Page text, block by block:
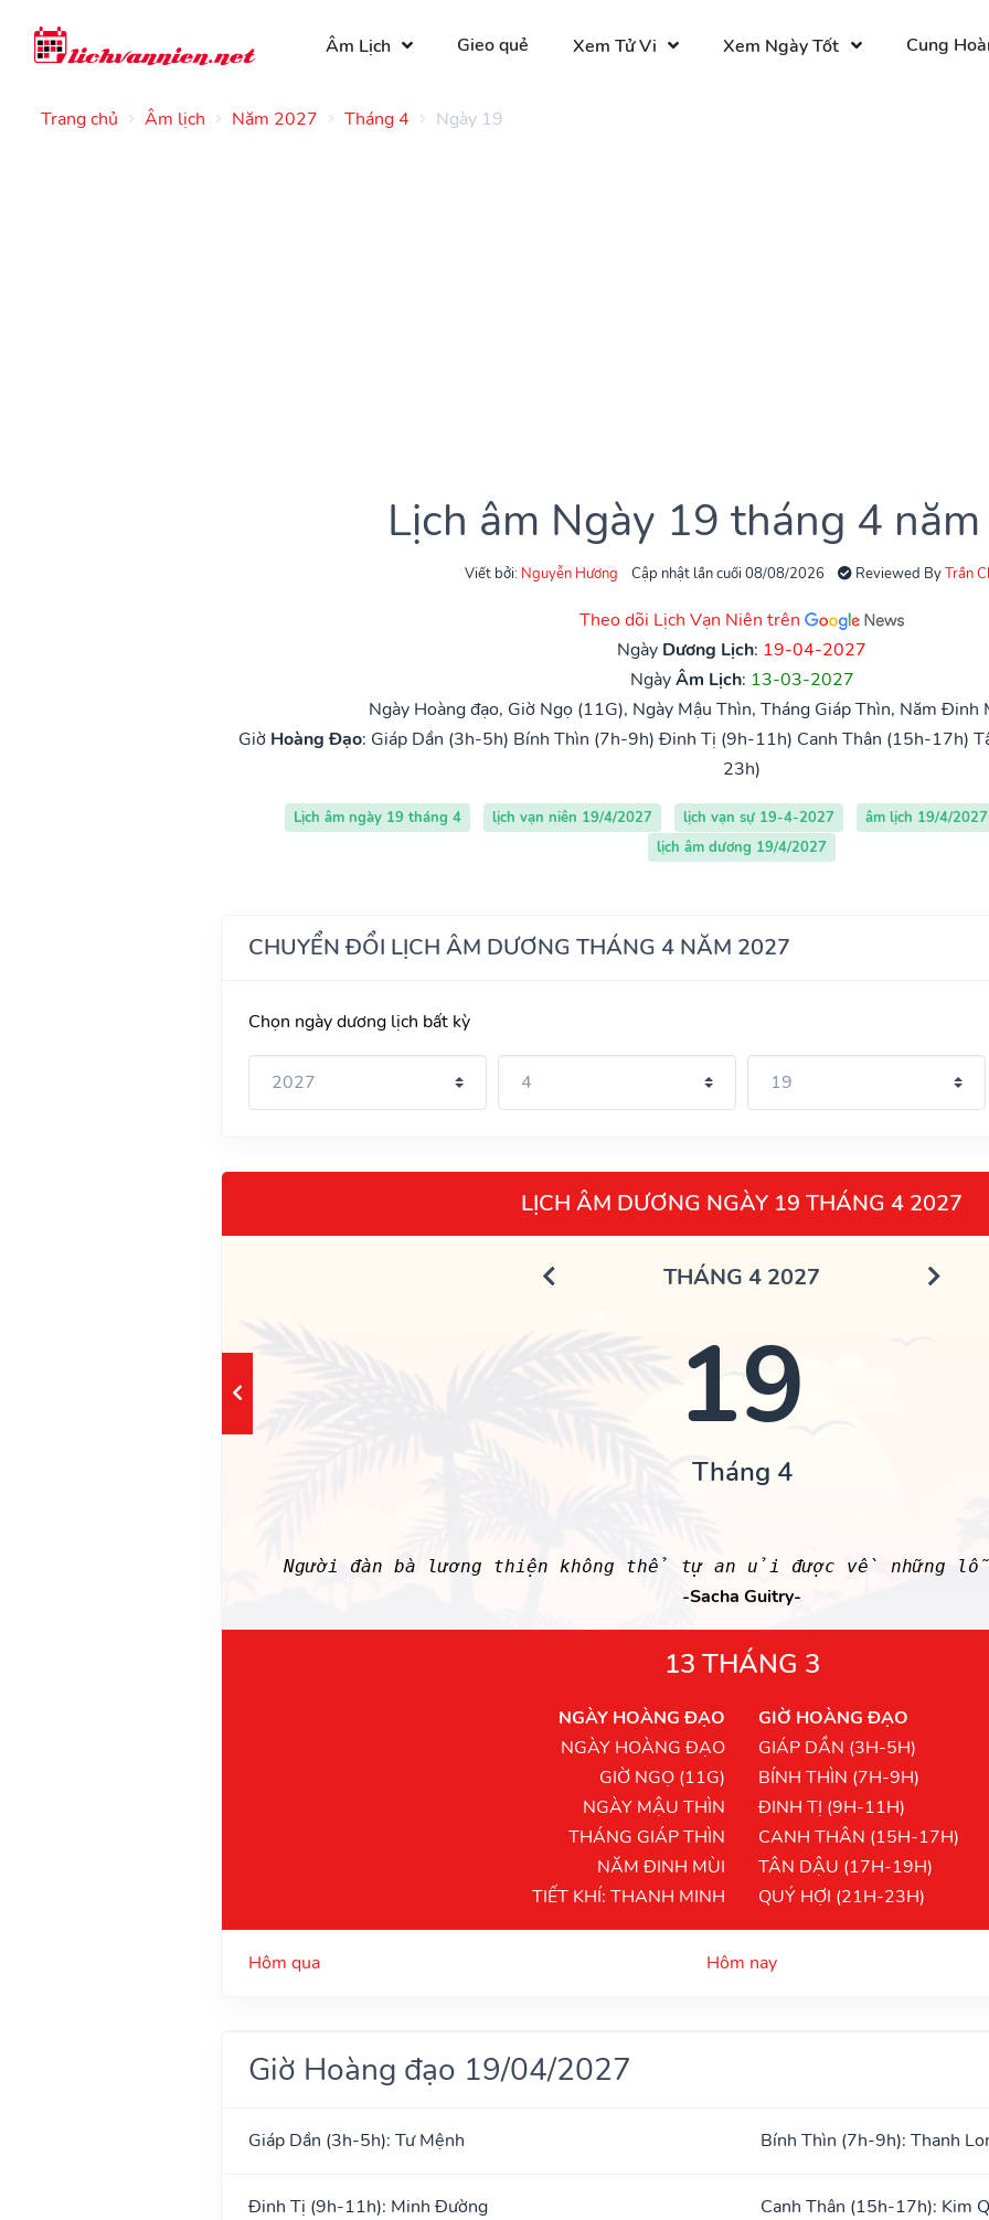
Âm Lịch Gieo quẻ Xem Tử Vi Xem Ngày Tốt Cung
Trang chủ Âm lịch Năm 2027 Tháng 4 Ngày 19
Lịch âm Ngày 19 tháng 4
Viết bởi: Nguyễn Hương Cập nhật lần cuối 08/08/2026 Reviewed ByTrần
Theo dõi Lịch Vạn Niên trên
Ngày Dương Lịch: 19-04-2027
NgàyÂm Lịch: 13-03-2027
Ngày Hoàng đạo, Giờ Ngọ (11G), Ngày Mậu Thìn, Tháng Giáp Thìn, Năm Đinh
Giờ Hoàng Đạo: Giáp Dần (3h-5h) Bính Thìn (7h-9h) Đinh Tị (9h-11h) Canh Thân (15h-17h)
23h)
Lịch âm ngày 19 tháng 4 lịch vạn niên 19/4/2027 lịch vạn sự 19-4-2027 âm lịch 19/4/2027
lịch âm dương 19/4/2027
CHUYỂN ĐỔI LỊCH ÂM DƯƠNG THÁNG 4 NĂM 2027
Chọn ngày dương lịch bất kỳ
LỊCH ÂM DƯƠNG NGÀY 19 THÁNG 4 2027
THÁNG 4 2027
19
Tháng 4
Người đàn bà lương thiện không thể tự an ủi được về những
-Sacha Guitry-
13 THÁNG 3
NGÀY HOÀNG ĐẠO
NGÀY HOÀNG ĐẠO
GIỜ NGỌ (11G)
NGÀY MẬU THÌN
THÁNG GIÁP THÌN
NĂM ĐINH MÙI
TIẾT KHÍ: THANH MINH
GIỜ HOÀNG ĐẠO
GIÁP DẦN (3H-5H)
BÍNH THÌN (7H-9H)
ĐINH TỊ (9H-11H)
CANH THÂN (15H-17H)
TÂN DẬU (17H-19H)
QUÝ HỢI (21H-23H)
Hôm qua Hôm nay
Giờ Hoàng đạo 19/04/2027
Giáp Dần (3h-5h): Tư Mệnh Bính Thìn (7h-9h): Thanh
Đinh Tị (9h-11h): Minh Đường Canh Thân (15h-17h): Kim